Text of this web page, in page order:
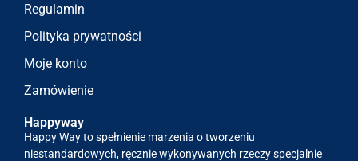
Regulamin
Polityka prywatności
Moje konto
Zamówienie
Happyway
Happy Way to spełnienie marzenia o tworzeniu
niestandardowych, ręcznie wykonywanych rzeczy specjalnie